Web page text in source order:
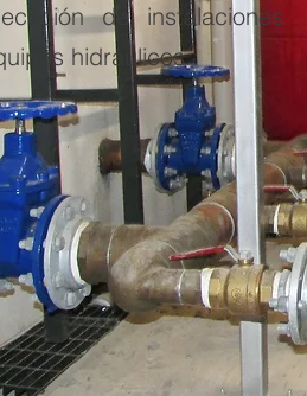
de instalaciones
hidráulicos.